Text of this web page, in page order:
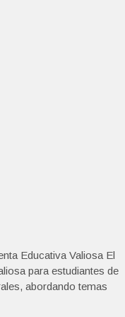
Educativa Valiosa El
para estudiantes de
abordando temas